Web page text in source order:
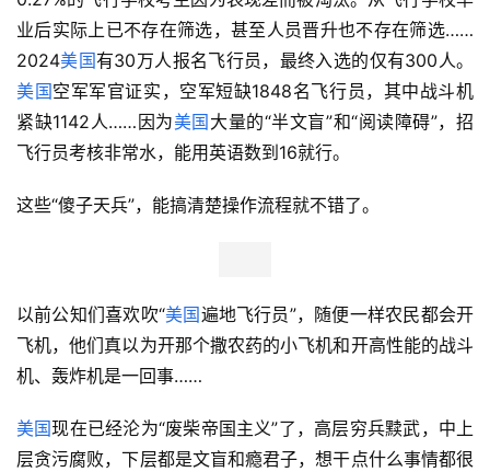
业后实际上已不存在筛选，甚至人员晋升也不存在筛选……
2024美国有30万人报名飞行员，最终入选的仅有300人。
美国空军军官证实，空军短缺1848名飞行员，其中战斗机
紧缺1142人……因为美国 大量的“半文盲”和“阅读障碍”，招
飞行员考核非常水，能用英语数到16就行。
这些“傻子天兵”，能搞清楚操作流程就不错了。
以前公知们喜欢吹“美国遍地飞行员”，随便一样农民都会开
飞机，他们真以为开那个撒农药的小飞机和开高性能的战斗
机、轰炸机是一回事……
美国现在已经沦为“废柴帝国主义”了，高层穷兵黩武，中上
层贪污腐败，下层都是文盲和瘾君子，想干点什么事情都很